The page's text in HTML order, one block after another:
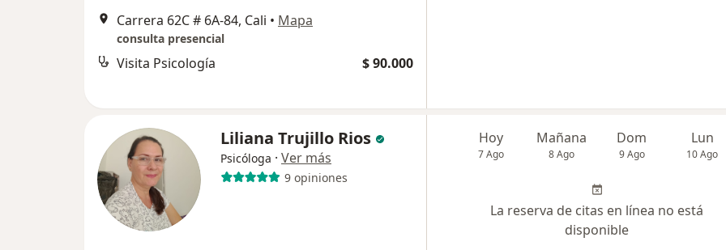
Carrera 62C # 6A-84, Cali • Mapa
consulta presencial
Visita Psicología $ 90.000
Liliana Trujillo Rios
Psicóloga · Ver más
9 opiniones
Hoy
7 Ago
Mañana
8 Ago
Dom
9 Ago
Lun
10 Ago
La reserva de citas en línea no está
disponible